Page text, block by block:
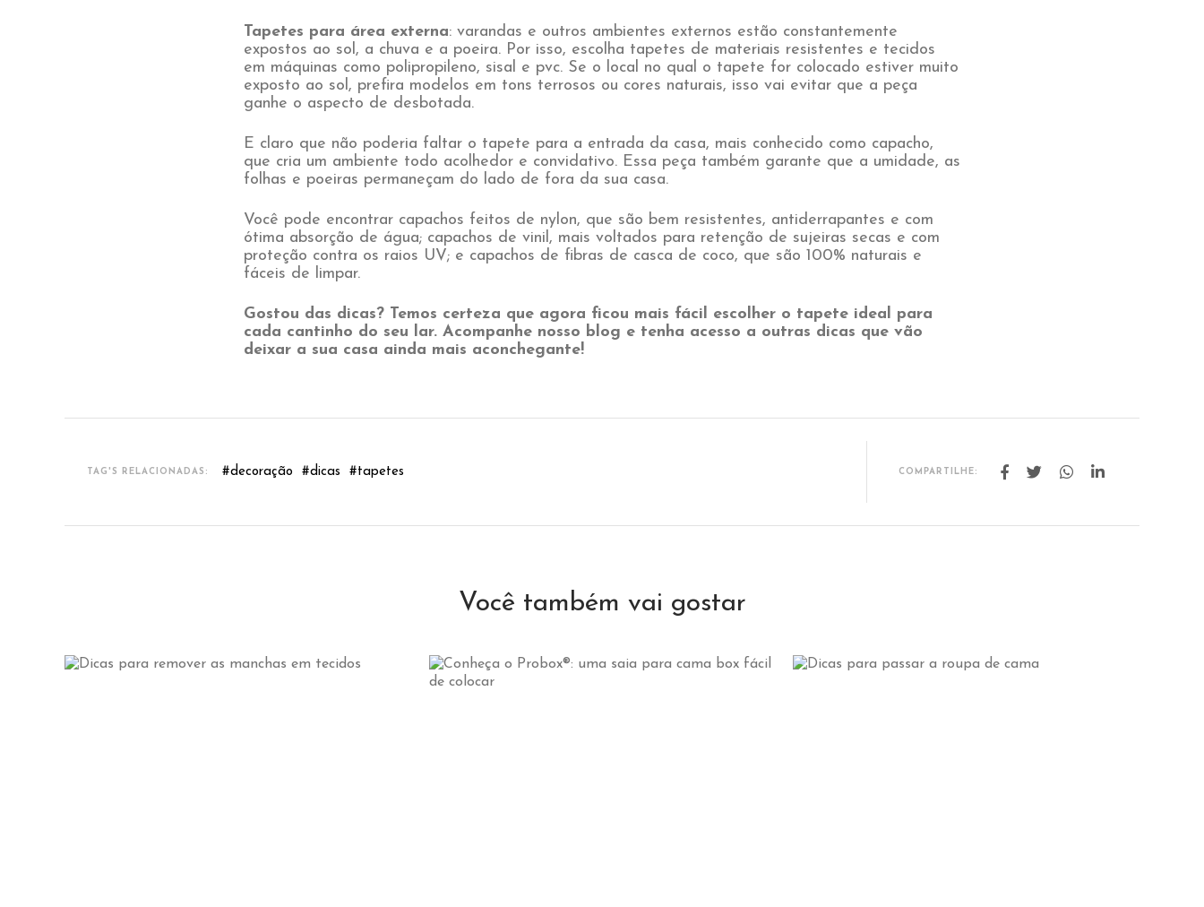
Tapetes para área externa: varandas e outros ambientes externos estão constantemente
expostos ao sol, a chuva e a poeira. Por isso, escolha tapetes de materiais resistentes e tecidos
em máquinas como polipropileno, sisal e pvc. Se o local no qual o tapete for colocado estiver muito
exposto ao sol, prefira modelos em tons terrosos ou cores naturais, isso vai evitar que a peça
ganhe o aspecto de desbotada.
E claro que não poderia faltar o tapete para a entrada da casa, mais conhecido como capacho,
que cria um ambiente todo acolhedor e convidativo. Essa peça também garante que a umidade, as
folhas e poeiras permaneçam do lado de fora da sua casa.
Você pode encontrar capachos feitos de nylon, que são bem resistentes, antiderrapantes e com
ótima absorção de água; capachos de vinil, mais voltados para retenção de sujeiras secas e com
proteção contra os raios UV; e capachos de fibras de casca de coco, que são 100% naturais e
fáceis de limpar.
Gostou das dicas? Temos certeza que agora ficou mais fácil escolher o tapete ideal para
cada cantinho do seu lar. Acompanhe nosso blog e tenha acesso a outras dicas que vão
deixar a sua casa ainda mais aconchegante!
TAG'S RELACIONADAS: #decoração #dicas #tapetes COMPARTILHE:
Você também vai gostar